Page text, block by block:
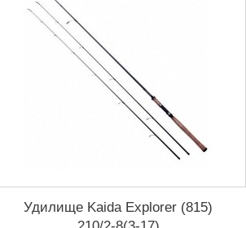
Удилище Kaida Explorer (815)